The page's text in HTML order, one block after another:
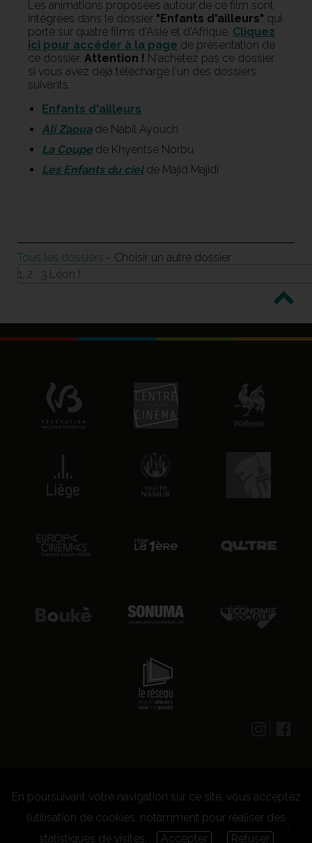
Les animations proposées autour de ce film sont
intégrées dans le dossier "Enfants d'ailleurs" qui
porte sur quatre films d'Asie et d'Afrique. Cliquez
ici pour accéder à la page de présentation de
ce dossier. Attention ! N'achetez pas ce dossier
si vous avez déjà téléchargé l'un des dossiers
suivants :
Enfants d'ailleurs
Ali Zaouade Nabil Ayouch
La Coupe de Khyentse Norbu
Les Enfants du cielde Majid Majidi
Tous les dossiers - Choisir un autre dossier
1, 2 , 3 Léon !
© 2026 CENTRE CULTUREL LES GRIGNOUX ASBL -
Kit presse
Conditions générales d'utilisation
concours
En poursuivant votre navigation sur ce site, vous acceptez
l’utilisation de cookies, notamment pour réaliser des
statistiques de visites.
Accepter Refuser